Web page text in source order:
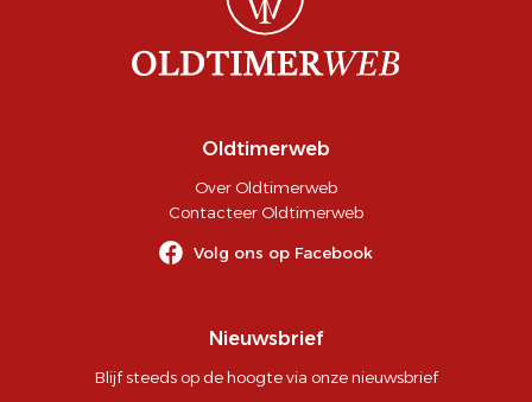
Oldtimerweb
Over Oldtimerweb
Contacteer Oldtimerweb
Volg ons op Facebook
Nieuwsbrief
Blijf steeds op de hoogte via onze nieuwsbrief